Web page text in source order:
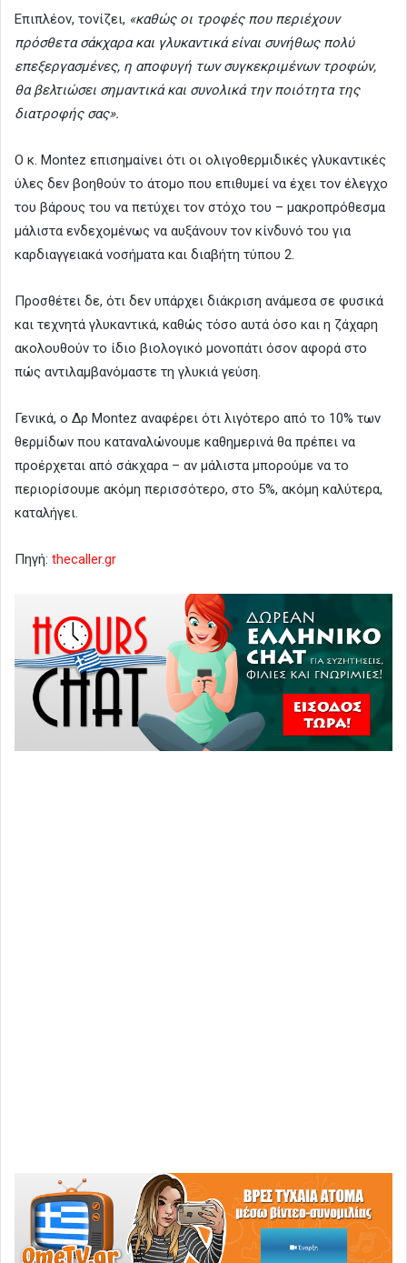
Επιπλέον, τονίζει, «καθώς οι τροφές που περιέχουν
πρόσθετα σάκχαρα και γλυκαντικά είναι συνήθως πολύ
επεξεργασμένες, η αποφυγή των συγκεκριμένων τροφών,
θα βελτιώσει σημαντικά και συνολικά την ποιότητα της
διατροφής σας».
O κ. Montez επισημαίνει ότι οι ολιγοθερμιδικές γλυκαντικές
ύλες δεν βοηθούν το άτομο που επιθυμεί να έχει τον έλεγχο
του βάρους του να πετύχει τον στόχο του – μακροπρόθεσμα
μάλιστα ενδεχομένως να αυξάνουν τον κίνδυνό του για
καρδιαγγειακά νοσήματα και διαβήτη τύπου 2.
Προσθέτει δε, ότι δεν υπάρχει διάκριση ανάμεσα σε φυσικά
και τεχνητά γλυκαντικά, καθώς τόσο αυτά όσο και η ζάχαρη
ακολουθούν το ίδιο βιολογικό μονοπάτι όσον αφορά στο
πώς αντιλαμβανόμαστε τη γλυκιά γεύση.
Γενικά, ο Δρ Montez αναφέρει ότι λιγότερο από το 10% των
θερμίδων που καταναλώνουμε καθημερινά θα πρέπει να
προέρχεται από σάκχαρα – αν μάλιστα μπορούμε να το
περιορίσουμε ακόμη περισσότερο, στο 5%, ακόμη καλύτερα,
καταλήγει.
Πηγή: thecaller.gr